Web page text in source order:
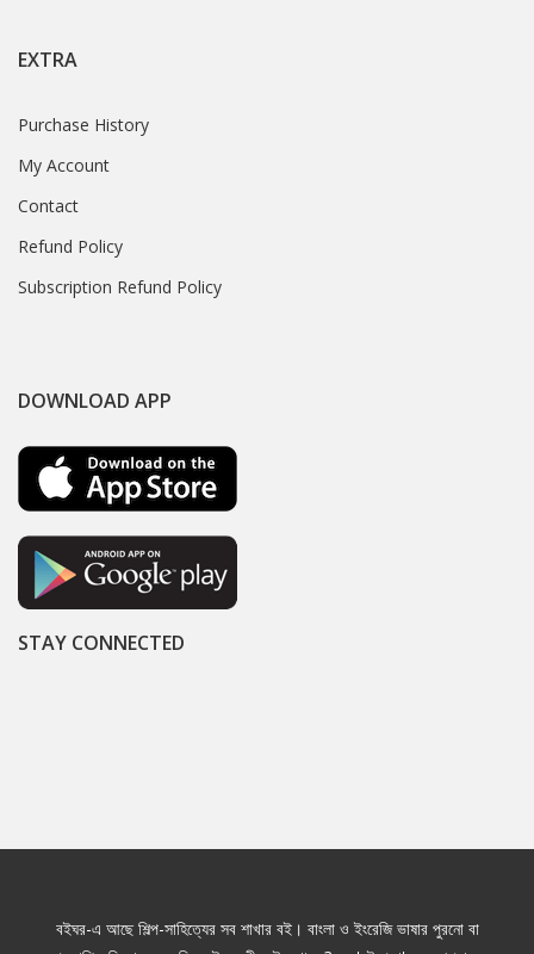
EXTRA
Purchase History
My Account
Contact
Refund Policy
Subscription Refund Policy
DOWNLOAD APP
STAY CONNECTED
বইঘর-এ আছে শিল্প-সাহিত্যের সব শাখার বই। বাংলা ও ইংরেজি ভাষার পুরনো বা